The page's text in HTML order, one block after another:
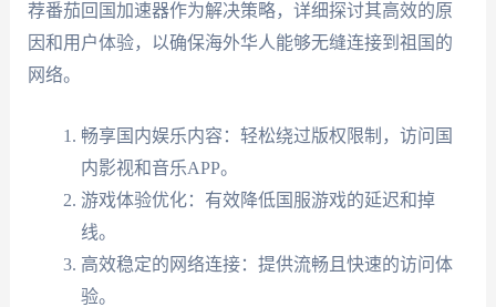
荐番茄回国加速器作为解决策略，详细探讨其高效的原
因和用户体验，以确保海外华人能够无缝连接到祖国的
网络。
畅享国内娱乐内容：轻松绕过版权限制，访问国
内影视和音乐APP。
游戏体验优化：有效降低国服游戏的延迟和掉
线。
高效稳定的网络连接：提供流畅且快速的访问体
验。